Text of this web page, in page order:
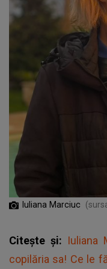
Iuliana Marciuc
Citește și: Iuliana
copilăria sa! Ce le